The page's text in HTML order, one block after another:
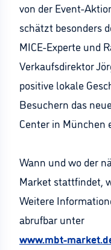
von der Event-
schätzt besonders
MICE-Experte und
Verkaufsdirektor
positive lokale
Besuchern das
Center in München
Wann und wo der
Market stattfindet,
Weitere
abrufbar unter
www.mbt-